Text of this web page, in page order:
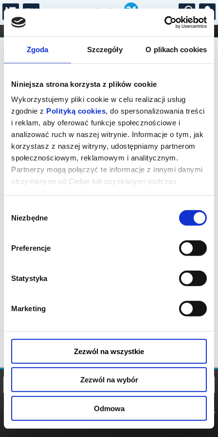
Zgoda Szczegóły O plikach cookies
Niniejsza strona korzysta z plików cookie
Wykorzystujemy pliki cookie w celu realizacji usług
zgodnie z Polityką cookies, do spersonalizowania treści
i reklam, aby oferować funkcje społecznościowe i
analizować ruch w naszej witrynie. Informacje o tym, jak
korzystasz z naszej witryny, udostępniamy partnerom
społecznościowym, reklamowym i analitycznym.
Partnerzy mogą połączyć te informacje z innymi danymi
otrzymanymi od Ciebie lub uzyskanymi podczas
zgody
Niezbędne
Preferencje
Statystyka
Marketing
Zezwól na wszystkie
Zezwól na wybór
Odmowa
...
FILHARMONIA OPERA I BALET
STAND-UP
DLA DZIECI
Komunikat
Sprzedaż biletów on-line na wydarzenie
została zakończona.
POLITYKA
POLITYKA